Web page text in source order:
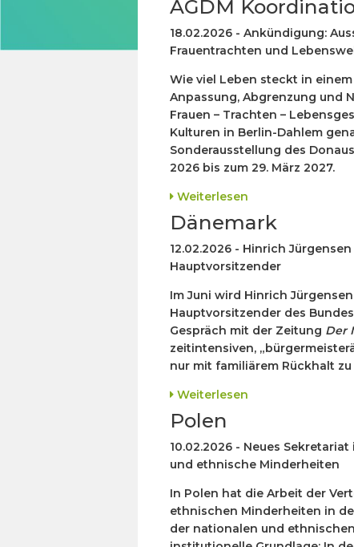
AGDM
18.02.2026 - Ankündigung:
Frauentrachten und
Wie viel Leben steckt in
Anpassung, Abgrenzung und
Frauen – Trachten –
Kulturen in Berlin-Dahlem
Sonderausstellung des
2026 bis zum 29. März 2027.
Weiterlesen
Dänemark
12.02.2026 - Hinrich
Hauptvorsitzender
Im Juni wird Hinrich
Hauptvorsitzender des
Gespräch mit der Zeitung Der
zeitintensiven,
nur mit familiärem Rückhalt
Weiterlesen
Polen
10.02.2026 - Neues
und ethnische Minderheiten
In Polen hat die Arbeit der
ethnischen Minderheiten in
der nationalen und